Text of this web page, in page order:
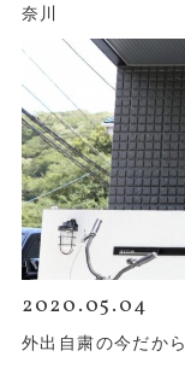
奈川
2020.05.04
外出自粛の今だか